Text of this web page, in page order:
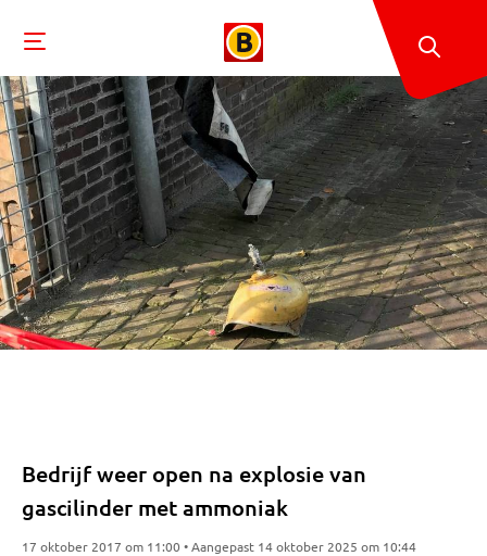
Bedrijf weer open na explosie van
gascilinder met ammoniak
17 oktober 2017 om 11:00 • Aangepast 14 oktober 2025 om 10:44